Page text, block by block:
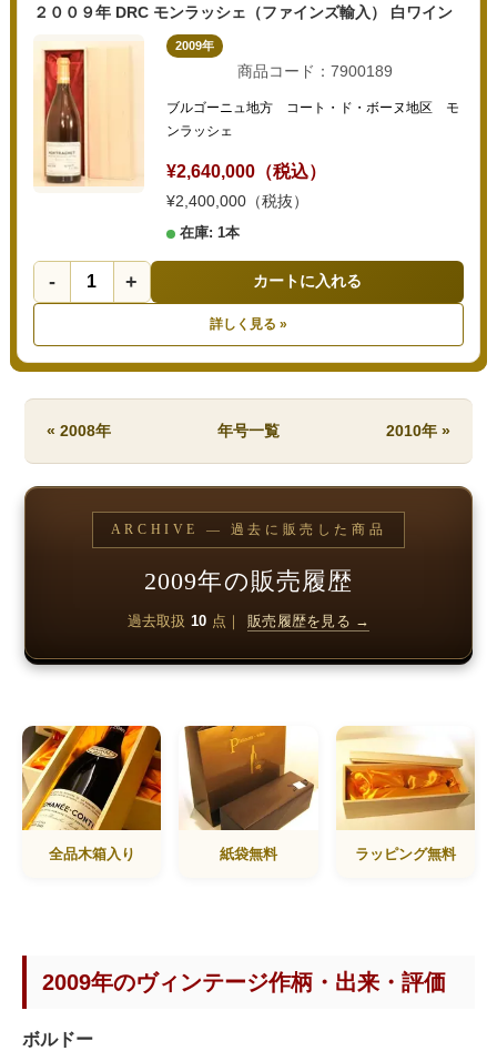
２００９年 DRC モンラッシェ（ファインズ輸入） 白ワイン
2009年
商品コード：7900189
ブルゴーニュ地方 コート・ド・ボーヌ地区 モ
ンラッシェ
¥2,640,000（税込）
¥2,400,000（税抜）
在庫: 1本
- + カートに入れる
詳しく見る »
« 2008年 年号一覧 2010年 »
ARCHIVE — 過去に販売した商品
2009年の販売履歴
過去取扱 10 点｜ 販売履歴を見る →
全品木箱入り 紙袋無料 ラッピング無料
2009年のヴィンテージ作柄・出来・評価
ボルドー